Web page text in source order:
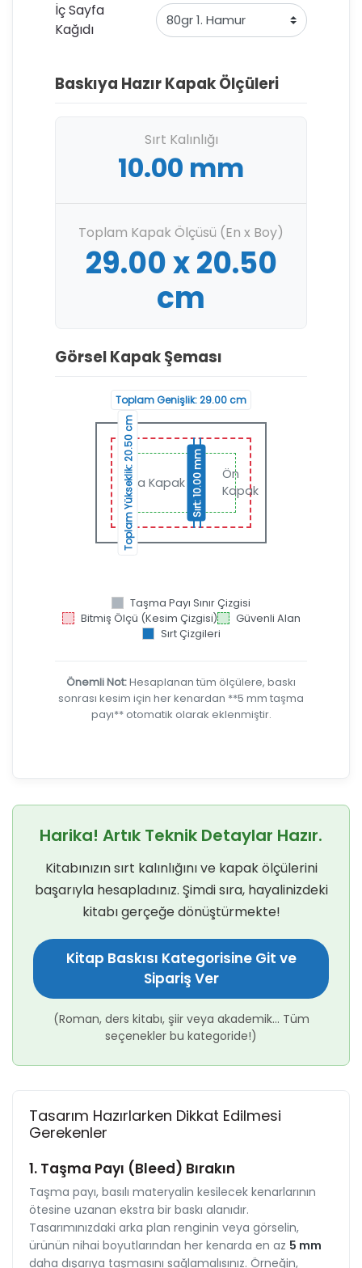
İç Sayfa
Kağıdı
Baskıya Hazır Kapak Ölçüleri
Sırt Kalınlığı
10.00 mm
Toplam Kapak Ölçüsü (En x Boy)
29.00 x 20.50
cm
Görsel Kapak Şeması
Arka Kapak Sırt
Ön
Kapak
Toplam Genişlik: 29.00 cm
Toplam Yükseklik: 20.50 cm Sırt: 10.00 mm
Taşma Payı Sınır Çizgisi
Bitmiş Ölçü (Kesim Çizgisi)
Güvenli Alan
Sırt Çizgileri
Önemli Not:Hesaplanan tüm ölçülere, baskı
sonrası kesim için her kenardan **5 mm taşma
payı** otomatik olarak eklenmiştir.
Harika! Artık Teknik Detaylar Hazır.
Kitabınızın sırt kalınlığını ve kapak ölçülerini
başarıyla hesapladınız. Şimdi sıra, hayalinizdeki
kitabı gerçeğe dönüştürmekte!
Kitap Baskısı Kategorisine Git ve
Sipariş Ver
(Roman, ders kitabı, şiir veya akademik... Tüm
seçenekler bu kategoride!)
Tasarım Hazırlarken Dikkat Edilmesi
Gerekenler
1. Taşma Payı (Bleed) Bırakın
Taşma payı, basılı materyalin kesilecek kenarlarının
ötesine uzanan ekstra bir baskı alanıdır.
Tasarımınızdaki arka plan renginin veya görselin,
ürünün nihai boyutlarından her kenarda en az 5 mm
daha dışarıya taşmasını sağlamalısınız. Örneğin,